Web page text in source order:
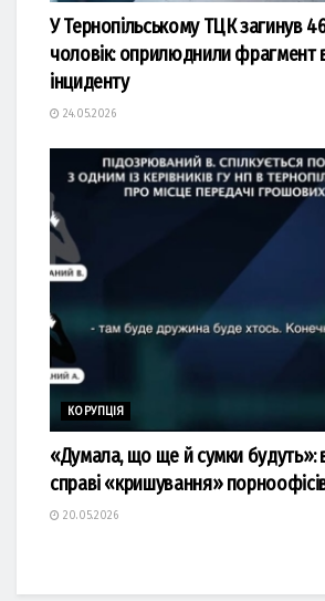
У Тернопільському ТЦК загинув
чоловік: оприлюднили фрагмент
інциденту
24.05.2026
КОРУПЦІЯ
«Думала, що ще й сумки будуть»:
справі «кришування»
20.05.2026